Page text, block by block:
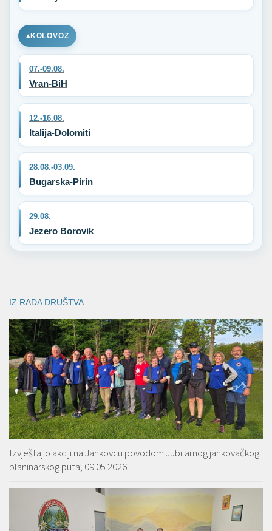
KOLOVOZ
07.-09.08.
Vran-BiH
12.-16.08.
Italija-Dolomiti
28.08.-03.09.
Bugarska-Pirin
29.08.
Jezero Borovik
IZ RADA DRUŠTVA
Izvještaj o akciji na Jankovcu povodom Jubilarnog jankovačkog
planinarskog puta; 09.05.2026.